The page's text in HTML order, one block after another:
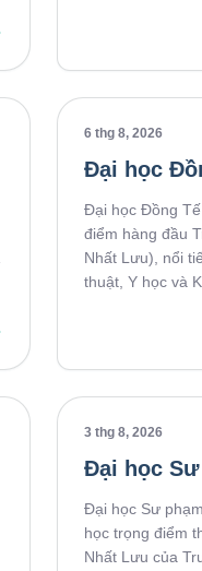
dẫn và cơ hội
6 thg 8, 2026
Đại học
Đại học Đồng
điểm hàng đầu
Nhất Lưu), nổi
thuật, Y học và
hội học bổng
3 thg 8, 2026
Đại học Sư
Đại học Sư
học trọng điểm
Nhất Lưu của